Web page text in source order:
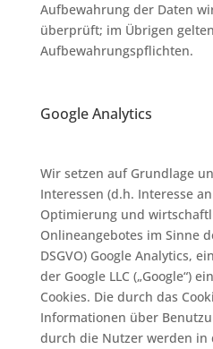
Aufbewahrung der Daten
überprüft; im Übrigen
Aufbewahrungspflichten.
Google Analytics
Wir setzen auf Grundlage
Interessen (d.h. Interesse
Optimierung und
Onlineangebotes im Sinne
DSGVO) Google Analytics,
der Google LLC („Google“)
Cookies. Die durch das
Informationen über
durch die Nutzer werden in